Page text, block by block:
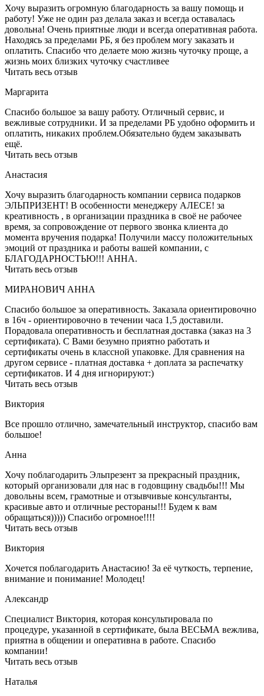
Хочу выразить огромную благодарность за вашу помощь и
работу! Уже не один раз делала заказ и всегда оставалась
довольна! Очень приятные люди и всегда оперативная работа.
Находясь за пределами РБ, я без проблем могу заказать и
оплатить. Спасибо что делаете мою жизнь чуточку проще, а
жизнь моих близких чуточку счастливее
Читать весь отзыв
Маргарита
Спасибо большое за вашу работу. Отличный сервис, и
вежливые сотрудники. И за пределами РБ удобно оформить и
оплатить, никаких проблем.Обязательно будем заказывать
ещё.
Читать весь отзыв
Анастасия
Хочу выразить благодарность компании сервиса подарков
ЭЛЬПРИЗЕНТ! В особенности менеджеру АЛЕСЕ! за
креативность , в организации праздника в своё не рабочее
время, за сопровождение от первого звонка клиента до
момента вручения подарка! Получили массу положительных
эмоций от праздника и работы вашей компании, с
БЛАГОДАРНОСТЬЮ!!! АННА.
Читать весь отзыв
МИРАНОВИЧ АННА
Спасибо большое за оперативность. Заказала ориентировочно
в 16ч - ориентировочно в течении часа 1,5 доставили.
Порадовала оперативность и бесплатная доставка (заказ на 3
сертификата). С Вами безумно приятно работать и
сертификаты очень в классной упаковке. Для сравнения на
другом сервисе - платная доставка + доплата за распечатку
сертификатов. И 4 дня игнорируют:)
Читать весь отзыв
Виктория
Все прошло отлично, замечательный инструктор, спасибо вам
большое!
Анна
Хочу поблагодарить Эльпрезент за прекрасный праздник,
который организовали для нас в годовщину свадьбы!!! Мы
довольны всем, грамотные и отзывчивые консультанты,
красивые авто и отличные рестораны!!! Будем к вам
обращаться))))) Спасибо огромное!!!!
Читать весь отзыв
Виктория
Хочется поблагодарить Анастасию! За её чуткость, терпение,
внимание и понимание! Молодец!
Александр
Специалист Виктория, которая консультировала по
процедуре, указанной в сертификате, была ВЕСЬМА вежлива,
приятна в общении и оперативна в работе. Спасибо
компании!
Читать весь отзыв
Наталья